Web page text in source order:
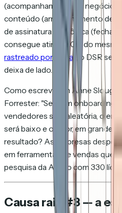
(acompanhamento de
conteúdo (armazenamento de
de assinatura eletrônica
consegue atingir 80% do
rastreado por e-mail , o DSR se
deixa de lado.
Como escreveram Anne Slough
Forrester: "Sem um onboarding
vendedores será aleatória, o
será baixo e o valor, em grande
resultado? As empresas
em ferramentas de vendas que
pesquisa da Allego com 330
Causa raiz #3 — a